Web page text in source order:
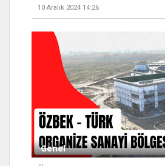
10 Aralık 2024 14:26
Genel